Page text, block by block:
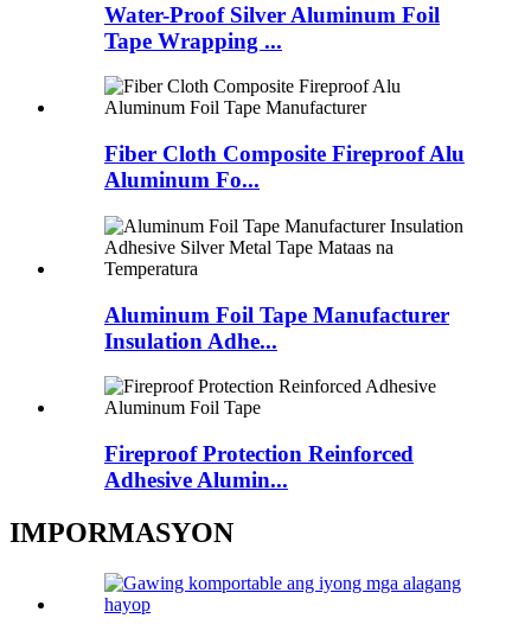
Water-Proof Silver Aluminum Foil
Tape Wrapping ...
Fiber Cloth Composite Fireproof Alu
Aluminum Fo...
Aluminum Foil Tape Manufacturer
Insulation Adhe...
Fireproof Protection Reinforced
Adhesive Alumin...
IMPORMASYON